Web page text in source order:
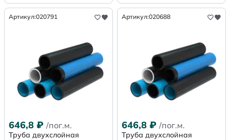
Артикул:020791
646,8 ₽ /пог.м.
Труба двухслойная
Артикул:020688
646,8 ₽ /пог.м.
Труба двухслойная